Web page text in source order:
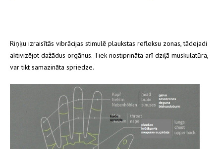
Riņķu izraisītās vibrācijas stimulē plaukstas refleksu zonas, tādejadi
aktivizējot dažādus orgānus. Tiek nostiprināta arī dziļā muskulatūra,
var tikt samazināta spriedze.